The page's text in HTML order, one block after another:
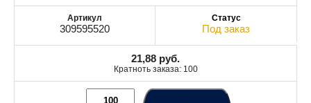
309595520 Под заказ
21,88 руб.
Кратноть заказа: 100